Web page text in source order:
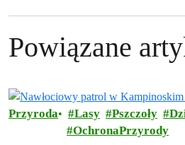
Powiązane
Przyroda Lasy Pszczoły
OchronaPrzyrody